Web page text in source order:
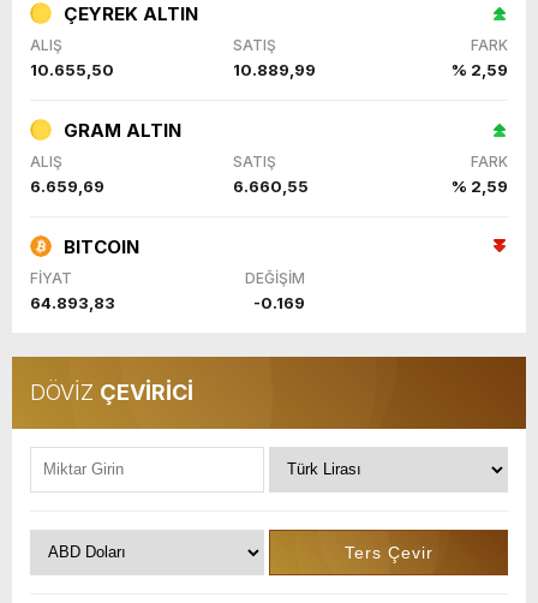
ÇEYREK ALTIN
ALIŞ SATIŞ FARK
10.655,50 10.889,99 % 2,59
GRAM ALTIN
ALIŞ SATIŞ FARK
6.659,69 6.660,55 % 2,59
BITCOIN
FİYAT DEĞİŞİM
64.893,83 -0.169
DÖVİZ ÇEVİRİCİ